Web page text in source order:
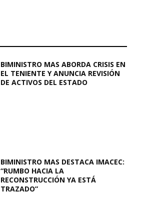
BIMINISTRO MAS ABORDA CRISIS EN
EL TENIENTE Y ANUNCIA REVISIÓN
DE ACTIVOS DEL ESTADO
BIMINISTRO MAS DESTACA IMACEC:
“RUMBO HACIA LA
RECONSTRUCCIÓN YA ESTÁ
TRAZADO”